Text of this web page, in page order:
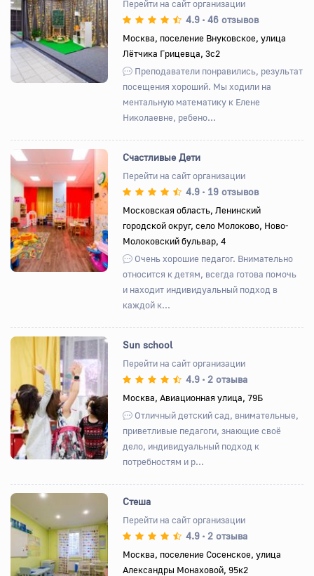
Назад Вперед
Перейти на сайт организации
4.9 • 46 отзывов
Москва, поселение Внуковское, улица
Лётчика Грицевца, 3с2
Преподаватели понравились, результат
посещения хороший. Мы ходили на
ментальную математику к Елене
Николаевне, ребено...
Назад Вперед
Счастливые Дети
Перейти на сайт организации
4.9 • 19 отзывов
Московская область, Ленинский
городской округ, село Молоково, Ново-
Молоковский бульвар, 4
Очень хорошие педагог. Внимательно
относится к детям, всегда готова помочь
и находит индивидуальный подход в
каждой к...
Назад Вперед
Sun school
Перейти на сайт организации
4.9 • 2 отзыва
Москва, Авиационная улица, 79Б
Отличный детский сад, внимательные,
приветливые педагоги, знающие своё
дело, индивидуальный подход к
потребностям и р...
Назад Вперед
Стеша
Перейти на сайт организации
4.9 • 2 отзыва
Москва, поселение Сосенское, улица
Александры Монаховой, 95к2